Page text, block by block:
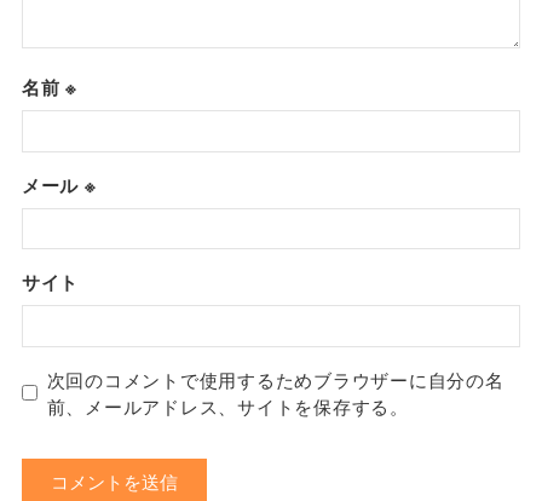
名前※
メール ※
サイト
次回のコメントで使用するためブラウザーに自分の名
前、メールアドレス、サイトを保存する。